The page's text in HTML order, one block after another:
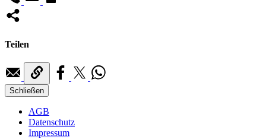
Teilen
Schließen
AGB
Datenschutz
Impressum